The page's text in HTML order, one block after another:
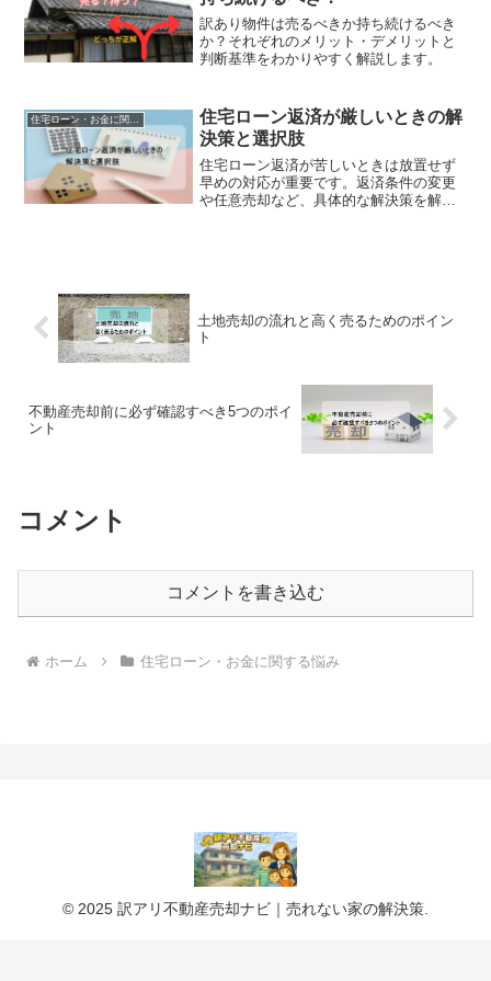
訳あり物件は売るべきか持ち続けるべき
か？それぞれのメリット・デメリットと
判断基準をわかりやすく解説します。
住宅ローン・お金に関する悩み
住宅ローン返済が厳しいときの解
決策と選択肢
住宅ローン返済が苦しいときは放置せず
早めの対応が重要です。返済条件の変更
や任意売却など、具体的な解決策を解説
土地売却の流れと高く売るためのポイン
ト
不動産売却前に必ず確認すべき5つのポイ
ント
コメント
コメントを書き込む
ホーム 住宅ローン・お金に関する悩み
© 2025 訳アリ不動産売却ナビ｜売れない家の解決策.